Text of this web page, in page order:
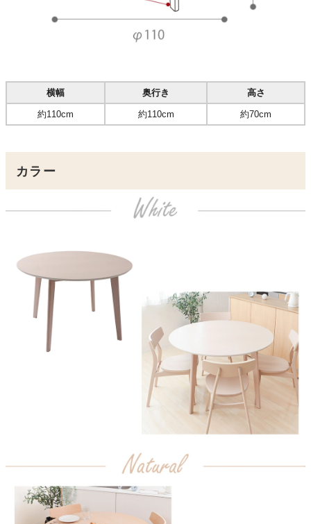
横幅 奥行き 高さ
約110cm 約110cm 約70cm
カラー